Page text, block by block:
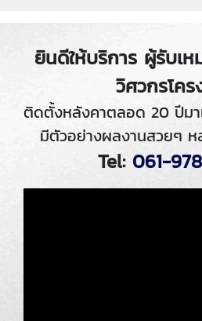
ยินดีให้บริการ ผู้รับเ
วิศวกรโคร
ติดตั้งหลังคาตลอด 20 ปีม
มีตัวอย่างผลงานสวยๆ ห
Tel: 061-